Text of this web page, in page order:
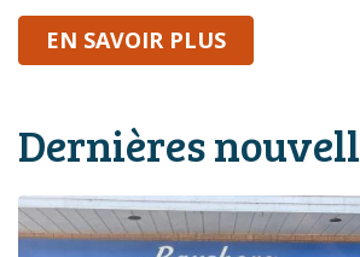
EN SAVOIR PLUSSUR
Dernières